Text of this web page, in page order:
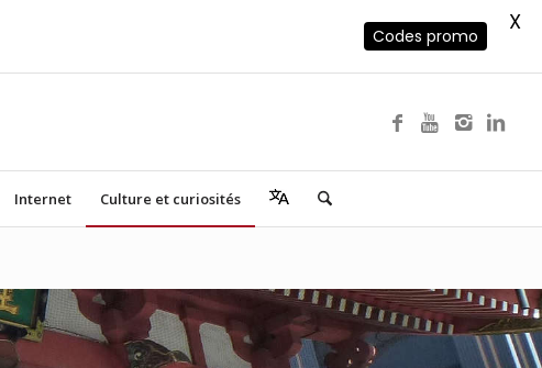
Internet Culture et curiosités
Codes promo
X